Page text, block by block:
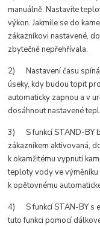
manuálně. Nastavíte
výkon. Jakmile se do
zákazníkovi nastavené,
zbytečně nepřehřívala.
2) Nastavení času
úseky, kdy budou topit
automaticky zapnou a v
dosáhnout nastavené
3) S funkcí STAND-BY
zákazníkem aktivovaná,
k okamžitému vypnutí
teploty vody ve výměníku
k opětovnému
4) S funkcí STAN-BY s
tuto funkci pomocí